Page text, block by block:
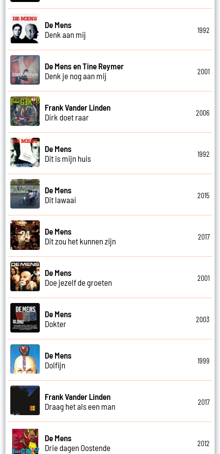
De Mens
Denk aan mij
1992
De Mens en Tine Reymer
Denk je nog aan mij
2001
Frank Vander Linden
Dirk doet raar
2006
De Mens
Dit is mijn huis
1992
De Mens
Dit lawaai
2015
De Mens
Dit zou het kunnen zijn
2017
De Mens
Doe jezelf de groeten
2001
De Mens
Dokter
2003
De Mens
Dolfijn
1999
Frank Vander Linden
Draag het als een man
2017
De Mens
Drie dagen Oostende
2012